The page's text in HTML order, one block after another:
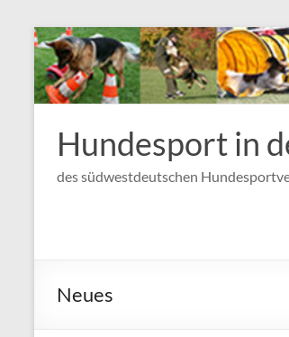
Zum
Inhalt
wechseln
Hundesport in
des südwestdeutschen
Neues